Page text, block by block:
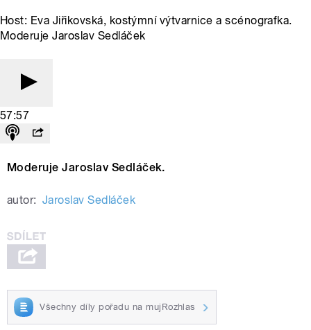
Host: Eva Jiřikovská, kostýmní výtvarnice a scénografka.
Moderuje Jaroslav Sedláček
57:57
Moderuje Jaroslav Sedláček.
autor: Jaroslav Sedláček
Všechny díly pořadu na mujRozhlas